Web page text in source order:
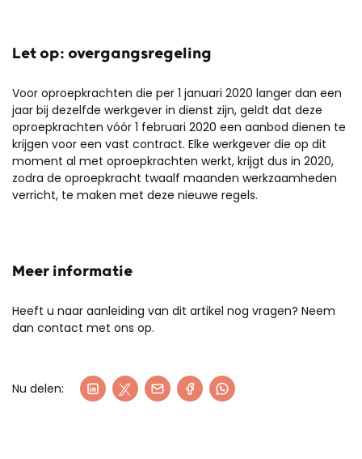
Let op: overgangsregeling
Voor oproepkrachten die per 1 januari 2020 langer dan een
jaar bij dezelfde werkgever in dienst zijn, geldt dat deze
oproepkrachten vóór 1 februari 2020 een aanbod dienen te
krijgen voor een vast contract. Elke werkgever die op dit
moment al met oproepkrachten werkt, krijgt dus in 2020,
zodra de oproepkracht twaalf maanden werkzaamheden
verricht, te maken met deze nieuwe regels.
Meer informatie
Heeft u naar aanleiding van dit artikel nog vragen? Neem
dan contact met ons op.
Nu delen: